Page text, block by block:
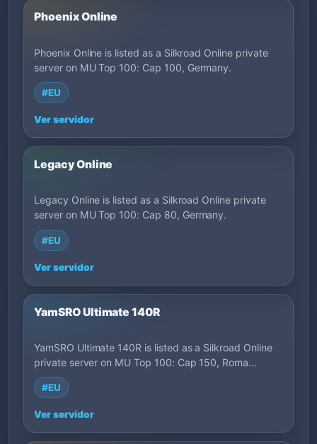
Phoenix Online
Phoenix Online is listed as a Silkroad Online private
server on MU Top 100: Cap 100, Germany.
#EU
Ver servidor
Legacy Online
Legacy Online is listed as a Silkroad Online private
server on MU Top 100: Cap 80, Germany.
#EU
Ver servidor
YamSRO Ultimate 140R
YamSRO Ultimate 140R is listed as a Silkroad Online
private server on MU Top 100: Cap 150, Roma…
#EU
Ver servidor